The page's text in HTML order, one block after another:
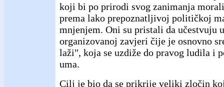
koji bi po prirodi svog zanimanja
prema lako prepoznatljivoj političkoj
mnjenjem. Oni su pristali da učestvuju
organizovanoj zavjeri čije je osnovno
laži", koja se uzdiže do pravog ludila i
uma.
Cilj je bio da se prikrije veliki zločin